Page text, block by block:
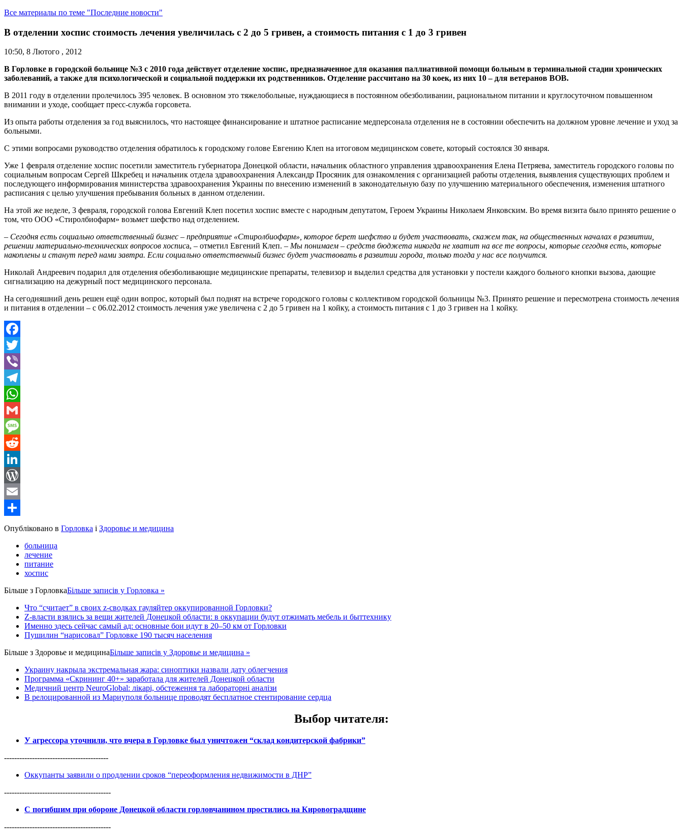
Все материалы по теме "Последние новости"
В отделении хоспис стоимость лечения увеличилась с 2 до 5 гривен, а стоимость питания с 1 до 3 гривен
10:50, 8 Лютого , 2012
В Горловке в городской больнице №3 с 2010 года действует отделение хоспис, предназначенное для оказания паллиативной помощи больным в терминальной стадии хронических
заболеваний, а также для психологической и социальной поддержки их родственников. Отделение рассчитано на 30 коек, из них 10 – для ветеранов ВОВ.
В 2011 году в отделении пролечилось 395 человек. В основном это тяжелобольные, нуждающиеся в постоянном обезболивании, рациональном питании и круглосуточном повышенном
внимании и уходе, сообщает пресс-служба горсовета.
Из опыта работы отделения за год выяснилось, что настоящее финансирование и штатное расписание медперсонала отделения не в состоянии обеспечить на должном уровне лечение и уход за
больными.
С этими вопросами руководство отделения обратилось к городскому голове Евгению Клеп на итоговом медицинском совете, который состоялся 30 января.
Уже 1 февраля отделение хоспис посетили заместитель губернатора Донецкой области, начальник областного управления здравоохранения Елена Петряева, заместитель городского головы по
социальным вопросам Сергей Шкребец и начальник отдела здравоохранения Александр Просяник для ознакомления с организацией работы отделения, выявления существующих проблем и
последующего информирования министерства здравоохранения Украины по внесению изменений в законодательную базу по улучшению материального обеспечения, изменения штатного
расписания с целью улучшения пребывания больных в данном отделении.
На этой же неделе, 3 февраля, городской голова Евгений Клеп посетил хоспис вместе с народным депутатом, Героем Украины Николаем Янковским. Во время визита было принято решение о
том, что ООО «Стиролбиофарм» возьмет шефство над отделением.
– Сегодня есть социально ответственный бизнес – предприятие «Стиролбиофарм», которое берет шефство и будет участвовать, скажем так, на общественных началах в развитии,
решении материально-технических вопросов хосписа, – отметил Евгений Клеп. – Мы понимаем – средств бюджета никогда не хватит на все те вопросы, которые сегодня есть, которые
накоплены и станут перед нами завтра. Если социально ответственный бизнес будет участвовать в развитии города, только тогда у нас все получится.
Николай Андреевич подарил для отделения обезболивающие медицинские препараты, телевизор и выделил средства для установки у постели каждого больного кнопки вызова, дающие
сигнализацию на дежурный пост медицинского персонала.
На сегодняшний день решен ещё один вопрос, который был поднят на встрече городского головы с коллективом городской больницы №3. Принято решение и пересмотрена стоимость лечения
и питания в отделении – с 06.02.2012 стоимость лечения уже увеличена с 2 до 5 гривен на 1 койку, а стоимость питания с 1 до 3 гривен на 1 койку.
Facebook
Twitter
Viber
Telegram
WhatsApp
Gmail
Message
Reddit
LinkedIn
WordPress
Email
Share
Опубліковано в Горловка і Здоровье и медицина
больница
лечение
питание
хоспис
Більше з ГорловкаБільше записів у Горловка »
Что “считает” в своих z-сводках гауляйтер оккупированной Горловки?
Z-власти взялись за вещи жителей Донецкой области: в оккупации будут отжимать мебель и быттехнику
Именно здесь сейчас самый ад: основные бои идут в 20–50 км от Горловки
Пушилин “нарисовал” Горловке 190 тысяч населения
Більше з Здоровье и медицинаБільше записів у Здоровье и медицина »
Украину накрыла экстремальная жара: синоптики назвали дату облегчения
Программа «Скрининг 40+» заработала для жителей Донецкой области
Медичний центр NeuroGlobal: лікарі, обстеження та лабораторні аналізи
В релоцированной из Мариуполя больнице проводят бесплатное стентирование сердца
Выбор читателя:
У агрессора уточнили, что вчера в Горловке был уничтожен “склад кондитерской фабрики”
-----------------------------------------
Оккупанты заявили о продлении сроков “переоформления недвижимости в ДНР”
------------------------------------------
С погибшим при обороне Донецкой области горловчанином простились на Кировоградщине
------------------------------------------